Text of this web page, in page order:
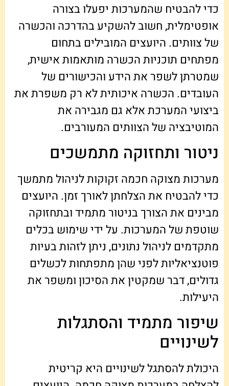
כדי להבטיח שהמערכות יפעלו בצורה
אופטימלית, חשוב להשקיע בהדרכה והכשרה
של צוותים. היועצים המובילים בתחום
מפתחים תוכניות הכשרה מותאמות אישית,
שמטרתן לשפר את הידע והכישורים של
העובדים. הכשרה איכותית לא רק משפרת את
ביצועי המערכת אלא גם מגבירה את
המוטיבציה של הצוותים המעורבים.
ניטור ותחזוקה מתמשכים
מערכות מצוקה חכמה זקוקות לניהול מתמשך
כדי להבטיח את הצלחתן לאורך זמן. היועצים
מבינים את הצורך בניטור מתמיד ובתחזוקה
שוטפת של המערכות. על ידי שימוש בכלים
מתקדמים לניהול נתונים, ניתן לזהות בעיות
פוטנציאליות לפני שהן מתפתחות לכשלים
גדולים, דבר שמקטין את הסיכון ומשפר את
היעילות.
שיפור מתמיד והסתגלות
לשינויים
היכולת להסתגל לשינויים היא קריטית